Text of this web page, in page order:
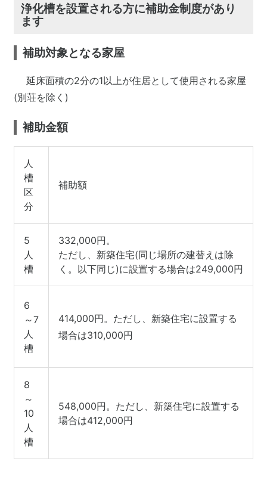
浄化槽を設置される方に補助金制度があり
ます
補助対象となる家屋
延床面積の2分の1以上が住居として使用される家屋
(別荘を除く)
補助金額
人
槽
区
分
補助額
5
人
槽
332,000円。
ただし、新築住宅(同じ場所の建替えは除
く。以下同じ)に設置する場合は249,000円
6
～7
人
槽
414,000円。ただし、新築住宅に設置する
場合は310,000円
8
～
10
人
槽
548,000円。ただし、新築住宅に設置する
場合は412,000円